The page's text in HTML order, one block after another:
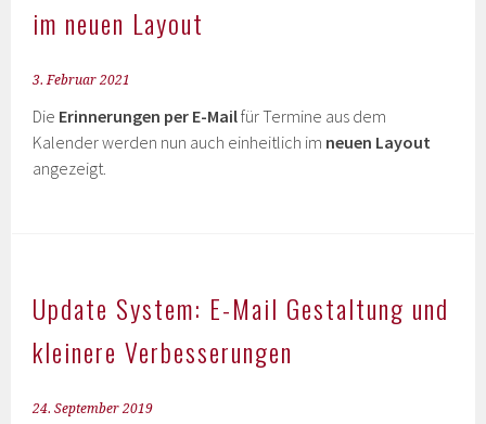
im neuen Layout
3. Februar 2021
Die Erinnerungen per E-Mailfür Termine aus dem
Kalender werden nun auch einheitlich im neuen Layout
angezeigt.
Update System: E-Mail Gestaltung und
kleinere Verbesserungen
24. September 2019